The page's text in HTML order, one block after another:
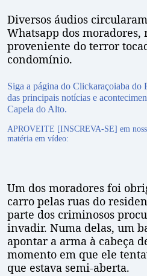
Diversos áudios
Whatsapp dos
proveniente do terror
condomínio.
Siga a página do Clickaraçoiaba do
das principais notícias e
Capela do Alto.
APROVEITE [INSCREVA-SE] em
matéria em vídeo:
Um dos moradores foi
carro pelas ruas do
parte dos criminosos
invadir. Numa delas, um
apontar a arma à cabeça
momento em que ele
que estava semi-aberta.